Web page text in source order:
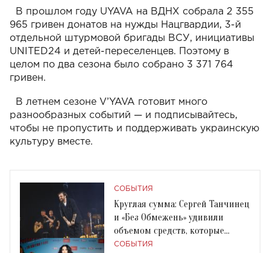
В прошлом году UYAVA на ВДНХ собрала 2 355
965 гривен донатов на нужды Нацгвардии, 3-й
отдельной штурмовой бригады ВСУ, инициативы
UNITED24 и детей-переселенцев. Поэтому в
целом по два сезона было собрано 3 371 764
гривен.
В летнем сезоне V’YAVA готовит много
разнообразных событий — и подписывайтесь,
чтобы не пропустить и поддерживать украинскую
культуру вместе.
СОБЫТИЯ
Круглая сумма: Сергей Танчинец
и «Без Обмежень» удивили
объемом средств, которые
собрали в Киеве
СОБЫТИЯ